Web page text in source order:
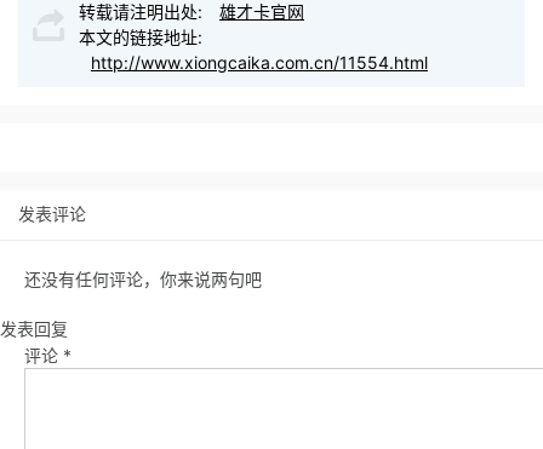
转载请注明出处:
雄才卡官网
本文的链接地址:
http://www.xiongcaika.com.cn/11554.html
发表评论
还没有任何评论，你来说两句吧
发表回复
评论 *